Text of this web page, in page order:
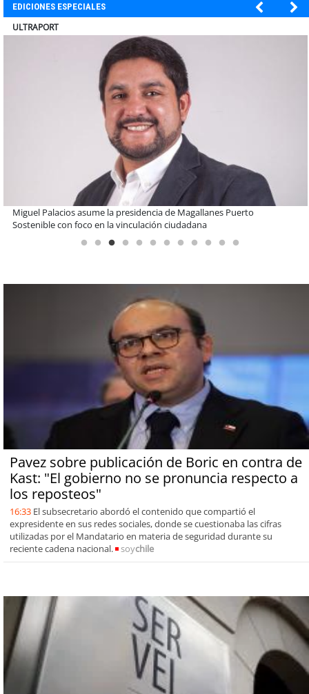
EDICIONES ESPECIALES
ULTRAPORT
Estudiantes de la UCN desarrollan tecnología para modernizar la
operación de Ultraport Coquimbo
Pavez sobre publicación de Boric en contra de
Kast: "El gobierno no se pronuncia respecto a
los reposteos"
16:33 El subsecretario abordó el contenido que compartió el
expresidente en sus redes sociales, donde se cuestionaba las cifras
utilizadas por el Mandatario en materia de seguridad durante su
reciente cadena nacional.
soychile